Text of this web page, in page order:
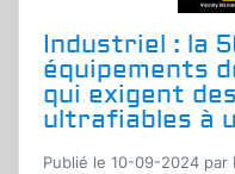
Industriel : la
équipements
qui exigent
ultrafiables à
Publié le 10-09-2024 par